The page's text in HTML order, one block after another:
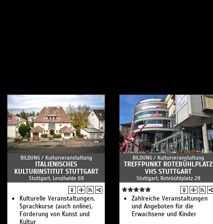
BILDUNG / Kulturveranstaltung
ITALIENISCHES
KULTURINSTITUT STUTTGART
Stuttgart, Lenzhalde 69
Kulturelle Veranstaltungen,
Sprachkurse (auch online),
Förderung von Kunst und
Kultur
BILDUNG / Kulturveranstaltung
TREFFPUNKT ROTEBÜHLPLATZ
VHS STUTTGART
Stuttgart, Rotebühlplatz 28
Zahlreiche Veranstaltungen
und Angeboten für die
Erwachsene und Kinder